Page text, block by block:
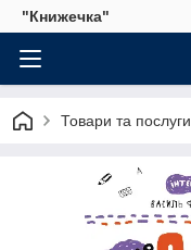
"Книжечка"
Товари та послуги